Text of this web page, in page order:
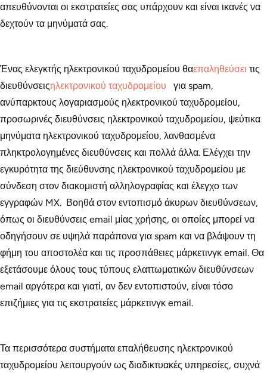
απευθύνονται οι εκστρατείες σας υπάρχουν και είναι ικανές να
δεχτούν τα μηνύματά σας.
Ένας ελεγκτής ηλεκτρονικού ταχυδρομείου θαεπαληθεύσει τις
διευθύνσειςηλεκτρονικού ταχυδρομείου
για spam,
ανύπαρκτους λογαριασμούς ηλεκτρονικού ταχυδρομείου,
προσωρινές διευθύνσεις ηλεκτρονικού ταχυδρομείου, ψεύτικα
μηνύματα ηλεκτρονικού ταχυδρομείου, λανθασμένα
πληκτρολογημένες διευθύνσεις και πολλά άλλα. Ελέγχει την
εγκυρότητα της διεύθυνσης ηλεκτρονικού ταχυδρομείου με
σύνδεση στον διακομιστή αλληλογραφίας και έλεγχο των
εγγραφών MX. Βοηθά στον εντοπισμό άκυρων διευθύνσεων,
όπως οι διευθύνσεις email μίας χρήσης, οι οποίες μπορεί να
οδηγήσουν σε υψηλά παράπονα για spam και να βλάψουν τη
φήμη του αποστολέα και τις προσπάθειες μάρκετινγκ email. Θα
εξετάσουμε όλους τους τύπους ελαττωματικών διευθύνσεων
email αργότερα και γιατί, αν δεν εντοπιστούν, είναι τόσο
επιζήμιες για τις εκστρατείες μάρκετινγκ email.
Τα περισσότερα συστήματα επαλήθευσης ηλεκτρονικού
ταχυδρομείου λειτουργούν ως διαδικτυακές υπηρεσίες, συχνά